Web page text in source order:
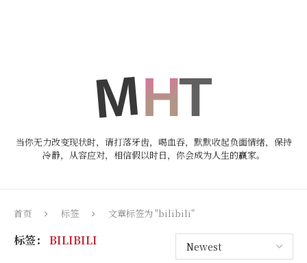
当你无力改变现状时，请打落牙齿，喝血吞，默默收起负面情绪，保持
冷静，从容应对，相信假以时日，你会成为人生的赢家。
首页 标签 文章标签为 "bilibili"
标签： BILIBILI